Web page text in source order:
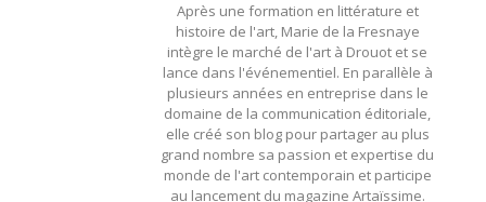
Après une formation en littérature et
histoire de l'art, Marie de la Fresnaye
intègre le marché de l'art à Drouot et se
lance dans l'événementiel. En parallèle à
plusieurs années en entreprise dans le
domaine de la communication éditoriale,
elle créé son blog pour partager au plus
grand nombre sa passion et expertise du
monde de l'art contemporain et participe
au lancement du magazine Artaïssime.